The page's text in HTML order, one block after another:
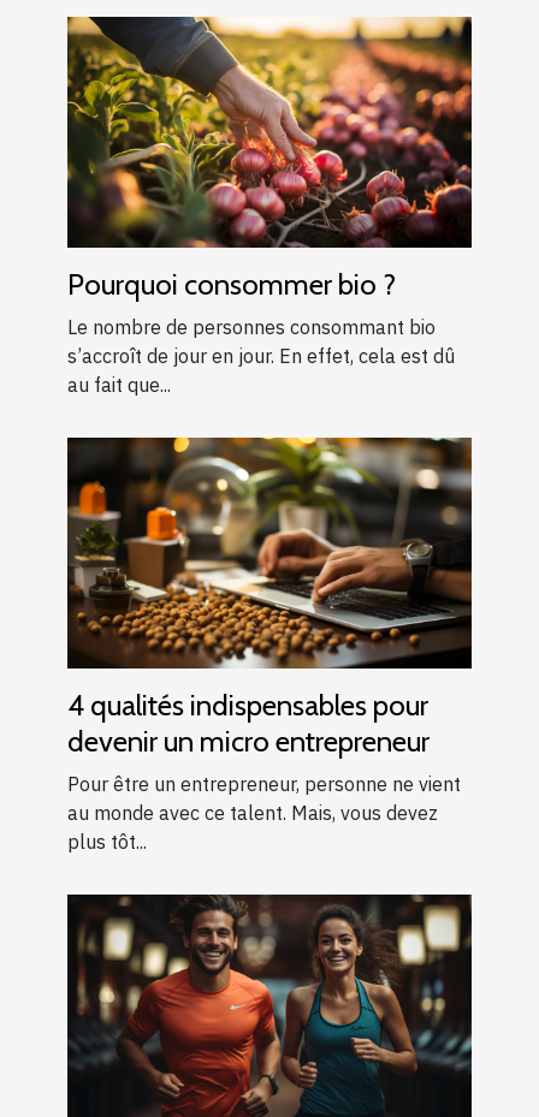
Pourquoi consommer bio ?
Le nombre de personnes consommant bio
s’accroît de jour en jour. En effet, cela est dû
au fait que...
4 qualités indispensables pour
devenir un micro entrepreneur
Pour être un entrepreneur, personne ne vient
au monde avec ce talent. Mais, vous devez
plus tôt...